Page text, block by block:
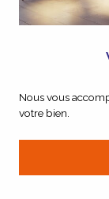
votre bien.